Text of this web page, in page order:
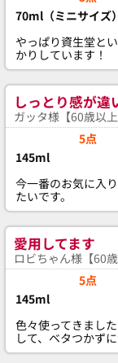
70ml（ミニサイズ）
やっぱり資生堂と
かりしています！
しっとり感が違
ガッタ様【60歳以
5点
145ml
今一番のお気に入
たいです。
愛用してます
ロビちゃん様【60
5点
145ml
色々使ってきまし
して、ベタつかずに